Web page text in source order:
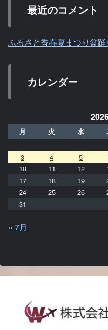
最近のコメント
ふるさと香春夏まつり盆踊
カレンダー
月 火 水
3
4 5
10
11 12
17
18 19
24
25 26
31
« 7月